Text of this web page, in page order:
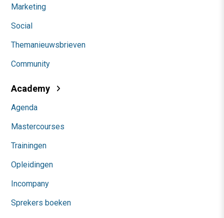
Marketing
Social
Themanieuwsbrieven
Community
Academy
Agenda
Mastercourses
Trainingen
Opleidingen
Incompany
Sprekers boeken